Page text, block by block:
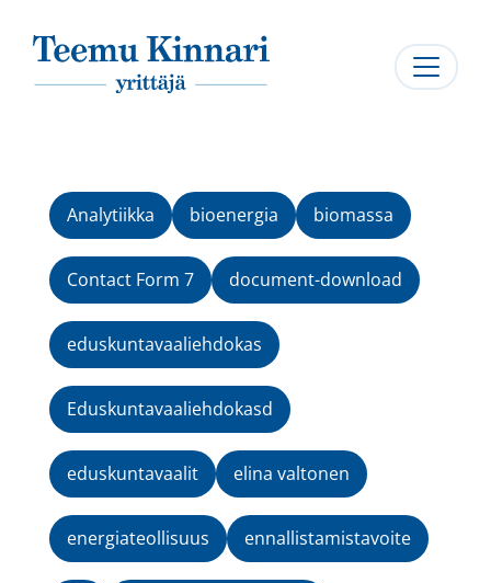
Päävalikko
Analytiikka bioenergia biomassa
Contact Form 7 document-download
eduskuntavaaliehdokas
Eduskuntavaaliehdokasd
eduskuntavaalit elina valtonen
energiateollisuus ennallistamistavoite